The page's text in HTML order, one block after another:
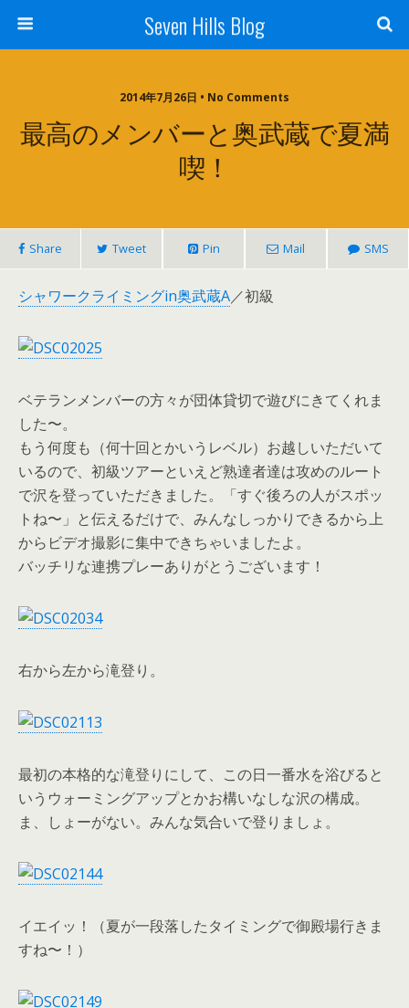
Seven Hills Blog
2014年7月26日 • No Comments
最高のメンバーと奥武蔵で夏満
喫！
Share Tweet Pin Mail SMS
シャワークライミングin奥武蔵A／初級
ベテランメンバーの方々が団体貸切で遊びにきてくれま
した〜。
もう何度も（何十回とかいうレベル）お越しいただいて
いるので、初級ツアーといえど熟達者達は攻めのルート
で沢を登っていただきました。「すぐ後ろの人がスポッ
トね〜」と伝えるだけで、みんなしっかりできるから上
からビデオ撮影に集中できちゃいましたよ。
バッチリな連携プレーありがとうございます！
右から左から滝登り。
最初の本格的な滝登りにして、この日一番水を浴びると
いうウォーミングアップとかお構いなしな沢の構成。
ま、しょーがない。みんな気合いで登りましょ。
イエイッ！（夏が一段落したタイミングで御殿場行きま
すね〜！）